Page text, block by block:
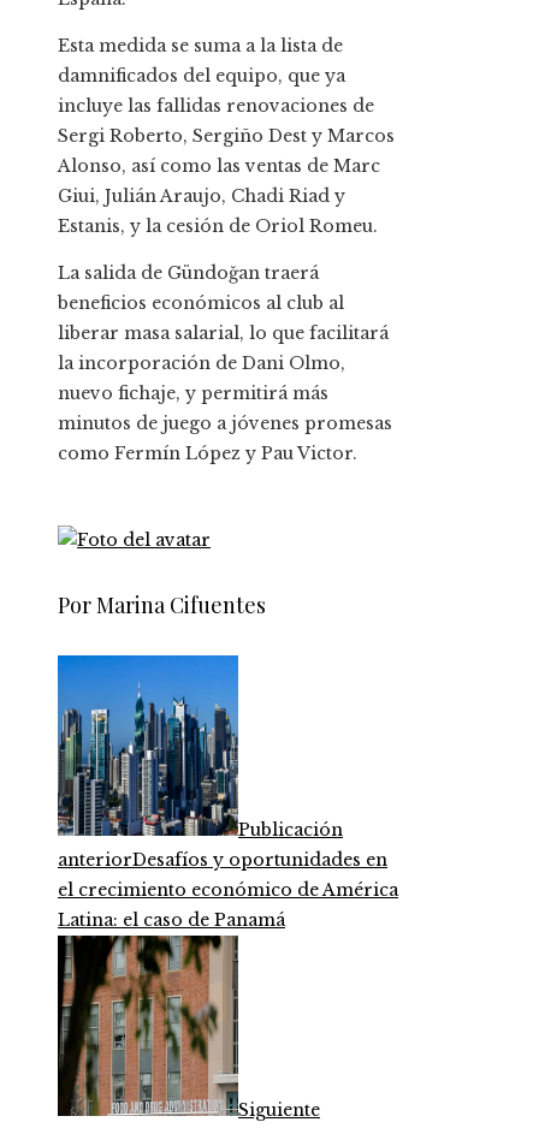
Esta medida se suma a la lista de
damnificados del equipo, que ya
incluye las fallidas renovaciones de
Sergi Roberto, Sergiño Dest y Marcos
Alonso, así como las ventas de Marc
Giui, Julián Araujo, Chadi Riad y
Estanis, y la cesión de Oriol Romeu.
La salida de Gündoğan traerá
beneficios económicos al club al
liberar masa salarial, lo que facilitará
la incorporación de Dani Olmo,
nuevo fichaje, y permitirá más
minutos de juego a jóvenes promesas
como Fermín López y Pau Victor.
Por Marina Cifuentes
Publicación
anteriorDesafíos y oportunidades en
el crecimiento económico de América
Latina: el caso de Panamá
Siguiente